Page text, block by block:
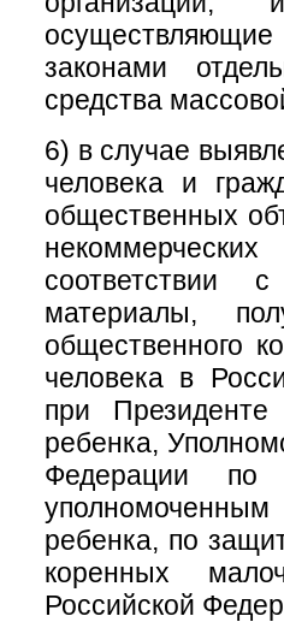
законами
средства
6) в случае
человека и
общественных
соответствии
материалы,
общественного
человека в
при
ребенка,
Федерации по
ребенка, по
коренных
Российской